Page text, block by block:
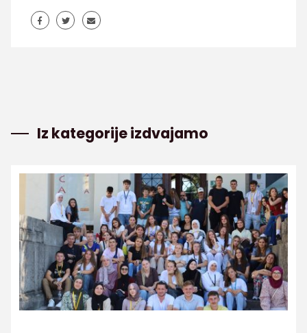
Iz kategorije izdvajamo